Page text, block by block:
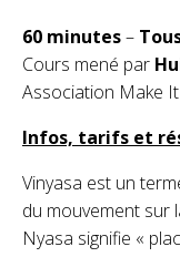
60 minutes–
Cours mené par
Association Make
Infos, tarifs et
Vinyasa est un
du mouvement sur
Nyasa signifie «